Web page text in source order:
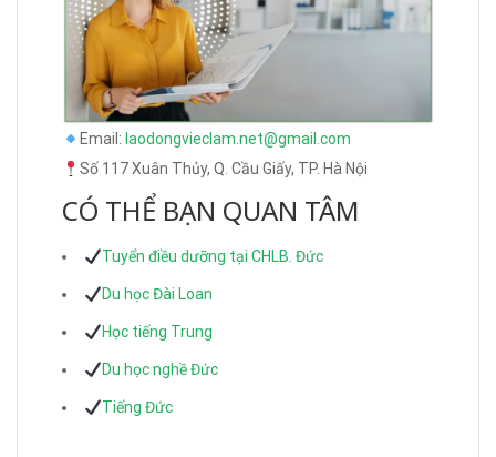
Email: laodongvieclam.net@gmail.com
Số 117 Xuân Thủy, Q. Cầu Giấy, TP. Hà Nội
CÓ THỂ BẠN QUAN TÂM
Tuyển điều dưỡng tại CHLB. Đức
Du học Đài Loan
Học tiếng Trung
Du học nghề Đức
Tiếng Đức